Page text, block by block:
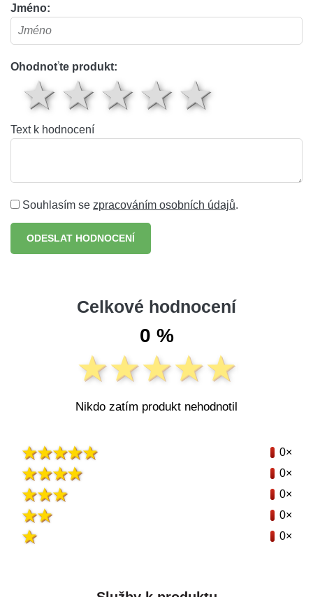
Jméno:
Ohodnoťte produkt:
4
3 hvězdy
2 hvězdy
1 hvězda
Text k hodnocení
Souhlasím se zpracováním osobních údajů.
ODESLAT HODNOCENÍ
Celkové hodnocení
0 %
Nikdo zatím produkt nehodnotil
0×
0×
0×
0×
0×